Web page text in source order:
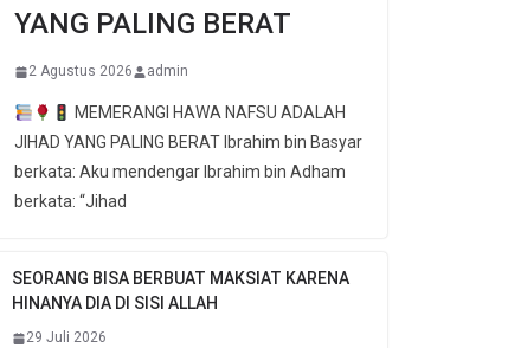
YANG PALING BERAT
2 Agustus 2026 admin
MEMERANGI HAWA NAFSU ADALAH
JIHAD YANG PALING BERAT Ibrahim bin Basyar
berkata: Aku mendengar Ibrahim bin Adham
berkata: “Jihad
SEORANG BISA BERBUAT MAKSIAT KARENA
HINANYA DIA DI SISI ALLAH
29 Juli 2026